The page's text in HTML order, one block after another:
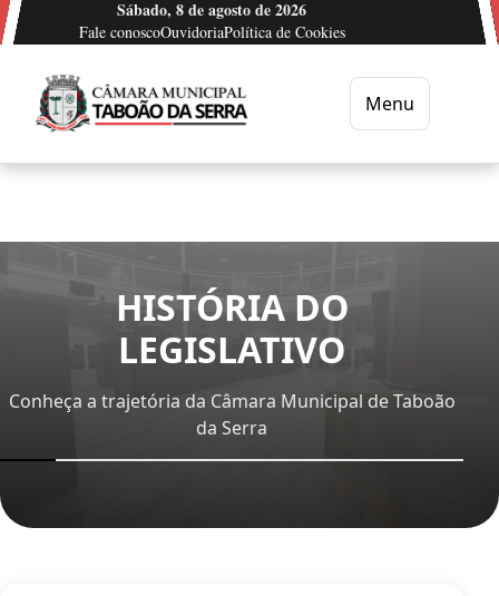
Ir para o conteúdoSábado, 8 de agosto de 2026
Fale conoscoOuvidoriaPolítica de Cookies
Câmara Municipal de Taboão da Serra
Menu
HISTÓRIA DO
LEGISLATIVO
Conheça a trajetória da Câmara Municipal de Taboão
da Serra